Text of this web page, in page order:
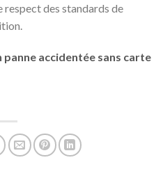
des standards de
accidentée sans carte